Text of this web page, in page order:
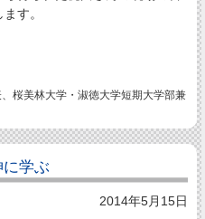
す。
桜美林大学・淑徳大学短期大学部兼
学ぶ
2014年5月15日